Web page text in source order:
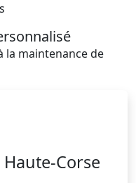
la maintenance de
Corse